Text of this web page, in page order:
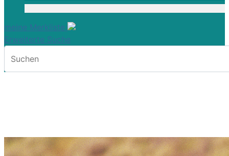
meine Merkliste
Erweiterte Suche